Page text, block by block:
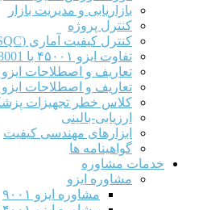
بازاریابی و مدیریت بازار
کنترل پروژه
کنترل کیفیت آماری (SQC) چیست؟
تفاوت ایزو ۴۵۰۰۱ با OHSAS 18001
تعاریف و اصطلاحات ایزو 9001
تعاریف و اصطلاحات ایزو ۱۳۴۸۵
کلاس خطر تجهیزات
ارزیابی-بالینی
ابزارهای مهندسی کیفیت
گواهینامه ها
خدمات مشاوره
مشاوره ایزو
مشاوره ایزو ۹۰۰۱